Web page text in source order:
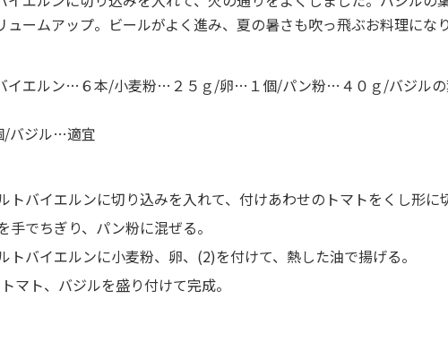
ュームアップ。ビールがよく進み、夏の暑さも吹っ飛ぶお料理にな
イエルン…６本/小麦粉…２５ｇ/卵…１個/パン粉…４０ｇ/バジル
/バジル…適宜
トバイエルンに切り込みを入れて、付けあわせのトマトをくし形に
手でちぎり、パン粉に混ぜる。
トバイエルンに小麦粉、卵、(2)を付けて、熱した油で揚げる。
マト、バジルを盛り付けて完成。